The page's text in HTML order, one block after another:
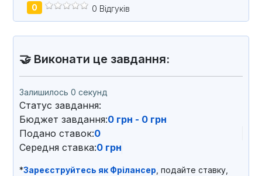
0 0 Відгуків
🤝 Виконати це завдання:
Залишилось 0 секунд
Статус завдання:
Бюджет завдання:0 грн - 0 грн
Подано ставок:0
Середня ставка:0 грн
*Зареєструйтесь як Фрілансер , подайте ставку,